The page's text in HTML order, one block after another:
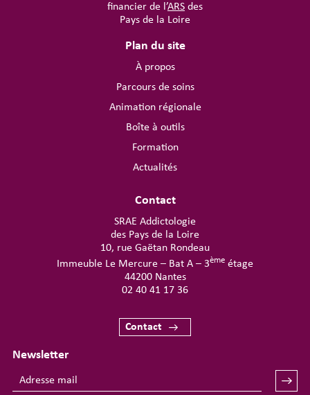
financier de l’ARS des
Pays de la Loire
Plan du site
À propos
Parcours de soins
Animation régionale
Boîte à outils
Formation
Actualités
Contact
SRAE Addictologie
des Pays de la Loire
10, rue Gaëtan Rondeau
Immeuble Le Mercure – Bat A – 3ème étage
44200 Nantes
02 40 41 17 36
Contact
Newsletter